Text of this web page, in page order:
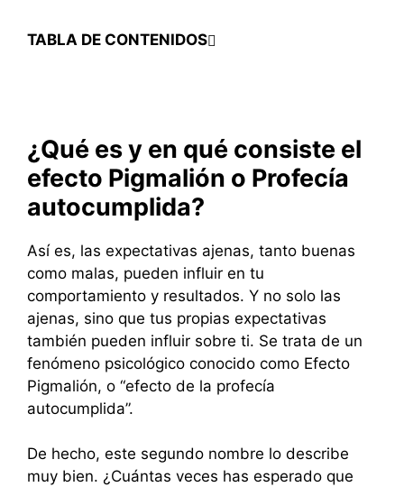
TABLA DE CONTENIDOS
¿Qué es y en qué consiste el
efecto Pigmalión o Profecía
autocumplida?
Así es, las expectativas ajenas, tanto buenas
como malas, pueden influir en tu
comportamiento y resultados. Y no solo las
ajenas, sino que tus propias expectativas
también pueden influir sobre ti. Se trata de un
fenómeno psicológico conocido como Efecto
Pigmalión, o “efecto de la profecía
autocumplida”.
De hecho, este segundo nombre lo describe
muy bien. ¿Cuántas veces has esperado que